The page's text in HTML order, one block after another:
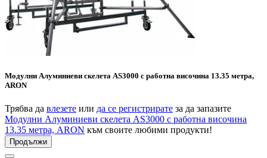
Модулни Алуминиеви скелета AS3000 с работна височина 13.35 метра,
ARON
Трябва да влезете или да се регистрирате за да запазите
Модулни Алуминиеви скелета AS3000 с работна височина
13.35 метра, ARON към своите любими продукти!
Продължи